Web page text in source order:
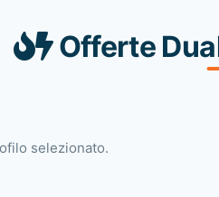
Offerte
selezionato.